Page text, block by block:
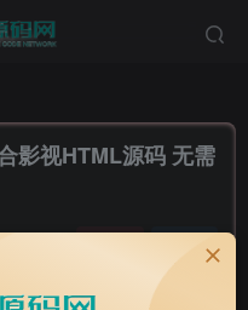
影视HTML源码 无需
1539